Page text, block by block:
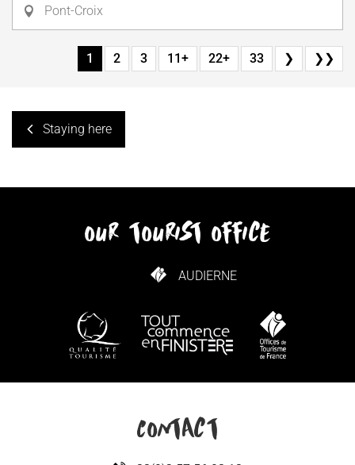
Pont-Croix
1 2 3 11+ 22+ 33 ❯ ❯❯
Staying here
our tourist office
AUDIERNE
HOW TO GET HERE
Contact